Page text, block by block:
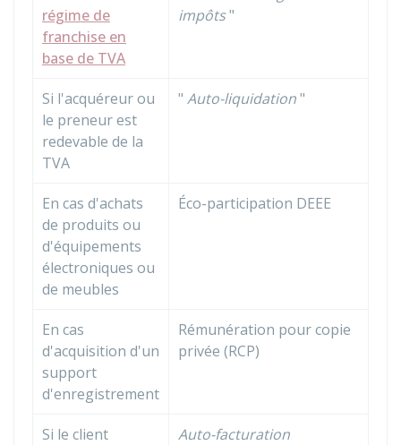
régime de
franchise en
base de TVA
impôts"
Si l'acquéreur ou
le preneur est
redevable de la
TVA
" Auto-liquidation"
En cas d'achats
de produits ou
d'équipements
électroniques ou
de meubles
Éco-participation DEEE
En cas
d'acquisition d'un
support
d'enregistrement
Rémunération pour copie
privée (RCP)
Si le client
Auto-facturation